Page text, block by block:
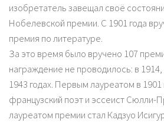
изобретатель завещал своё
Нобелевской премии. С 1901 года
премия по литературе.
За это время было вручено 107
награждение не проводилось: в 1914,
1943 годах. Первым лауреатом в 1901
французский поэт и эссеист Сюлли-
лауреатом премии стал Кадзуо